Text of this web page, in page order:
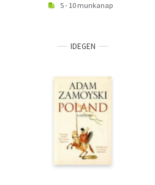
5 - 10 munkanap
IDEGEN